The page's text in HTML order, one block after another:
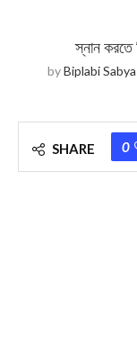
স্নান করতে
byBiplabi
SHARE 0